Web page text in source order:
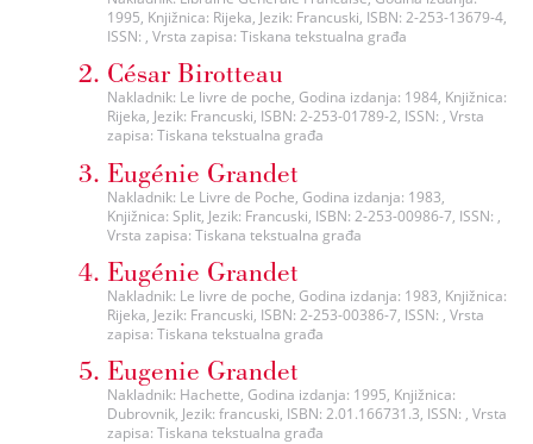
1995, Knjižnica: Rijeka, Jezik: Francuski, ISBN: 2-253-13679-4,
ISSN: , Vrsta zapisa: Tiskana tekstualna građa
César Birotteau
Nakladnik: Le livre de poche, Godina izdanja: 1984, Knjižnica:
Rijeka, Jezik: Francuski, ISBN: 2-253-01789-2, ISSN: , Vrsta
zapisa: Tiskana tekstualna građa
Eugénie Grandet
Nakladnik: Le Livre de Poche, Godina izdanja: 1983,
Knjižnica: Split, Jezik: Francuski, ISBN: 2-253-00986-7, ISSN: ,
Vrsta zapisa: Tiskana tekstualna građa
Eugénie Grandet
Nakladnik: Le livre de poche, Godina izdanja: 1983, Knjižnica:
Rijeka, Jezik: Francuski, ISBN: 2-253-00386-7, ISSN: , Vrsta
zapisa: Tiskana tekstualna građa
Eugenie Grandet
Nakladnik: Hachette, Godina izdanja: 1995, Knjižnica:
Dubrovnik, Jezik: francuski, ISBN: 2.01.166731.3, ISSN: , Vrsta
zapisa: Tiskana tekstualna građa